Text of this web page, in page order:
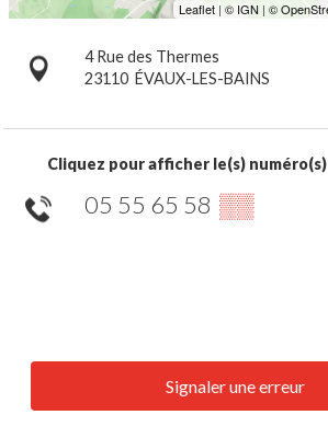
4 Rue des Thermes
23110 ÉVAUX-LES-BAINS
Cliquez pour afficher le(s) numéro(s)
05 55 65 58 ▒▒
Signaler une erreur